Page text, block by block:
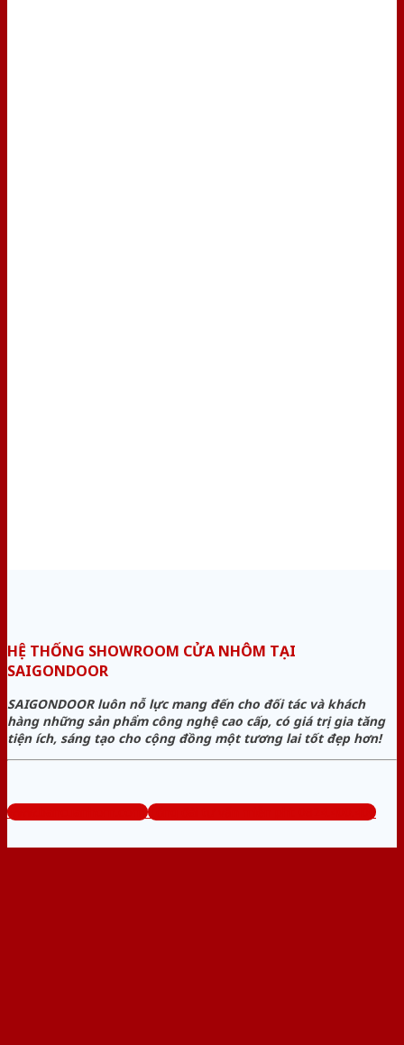
HỆ THỐNG SHOWROOM CỬA NHÔM TẠI
SAIGONDOOR
SAIGONDOOR luôn nỗ lực mang đến cho đối tác và khách
hàng những sản phẩm công nghệ cao cấp, có giá trị gia tăng
tiện ích, sáng tạo cho cộng đồng một tương lai tốt đẹp hơn!
www.bancuanhom.com Tổng đài tư vấn miễn phí: 0824.400.400